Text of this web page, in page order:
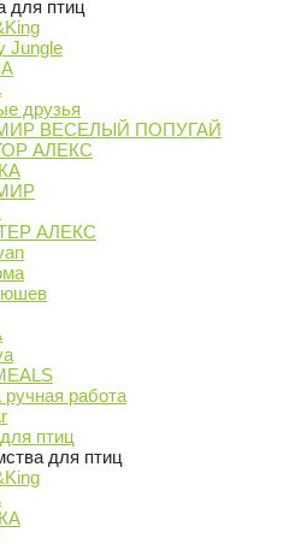
для птиц
Jungle
друзья
ВЕСЕЛЫЙ ПОПУГАЙ
АЛЕКС
АЛЕКС
работа
птиц
для птиц